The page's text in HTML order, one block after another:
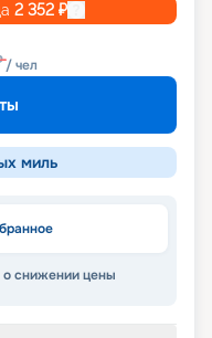
2 352 ₽
/ чел
миль
снижении цены